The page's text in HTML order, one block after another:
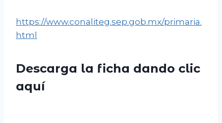
https://www.conaliteg.sep.gob.mx/primaria.
html
Descarga la ficha dando clic
aquí